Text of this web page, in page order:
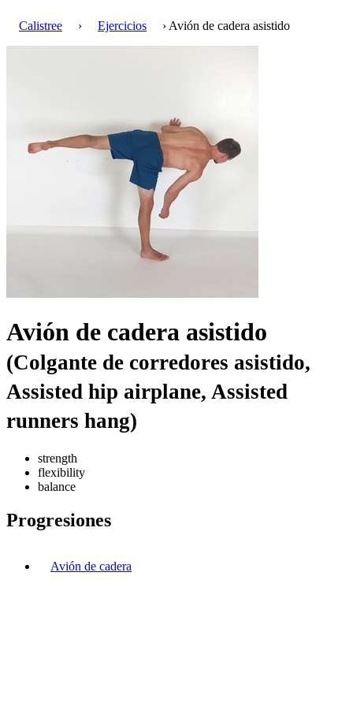
Calistree › Ejercicios › Avión de cadera asistido
Avión de cadera asistido
(Colgante de corredores asistido,
Assisted hip airplane, Assisted
runners hang)
strength
flexibility
balance
Progresiones
Avión de cadera